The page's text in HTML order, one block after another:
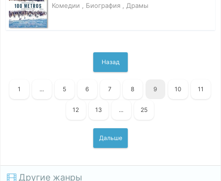
Комедии , Биография , Драмы
Назад
1 ... 5 6 7 8 9 10 11
12 13 ... 25
Дальше
Другие жанры